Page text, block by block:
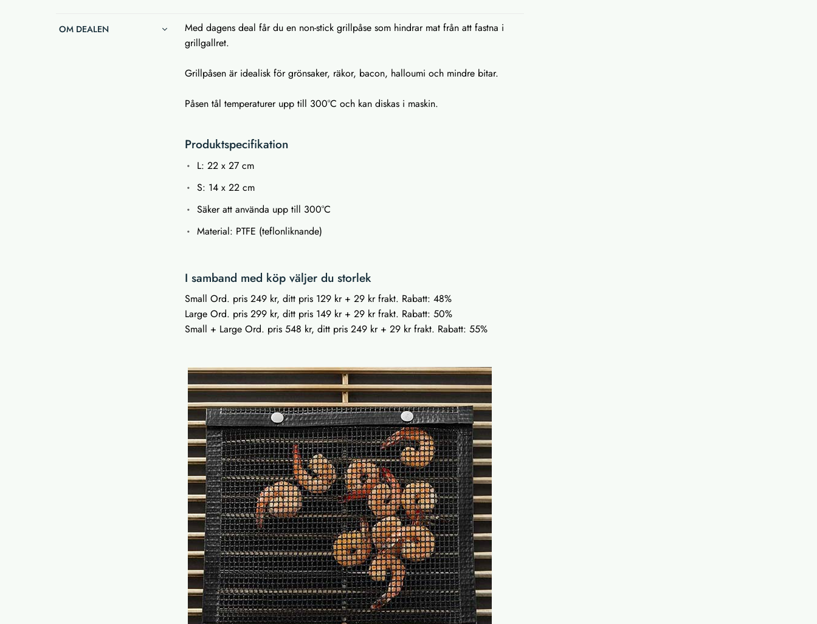
OM DEALEN
Med dagens deal får du en non-stick grillpåse som hindrar mat från att fastna i
grillgallret.
Grillpåsen är idealisk för grönsaker, räkor, bacon, halloumi och mindre bitar.
Påsen tål temperaturer upp till 300°C och kan diskas i maskin.
Produktspecifikation
L: 22 x 27 cm
S: 14 x 22 cm
Säker att använda upp till 300°C
Material: PTFE (teflonliknande)
I samband med köp väljer du storlek
Small Ord. pris 249 kr, ditt pris 129 kr + 29 kr frakt. Rabatt: 48%
Large Ord. pris 299 kr, ditt pris 149 kr + 29 kr frakt. Rabatt: 50%
Small + Large Ord. pris 548 kr, ditt pris 249 kr + 29 kr frakt. Rabatt: 55%